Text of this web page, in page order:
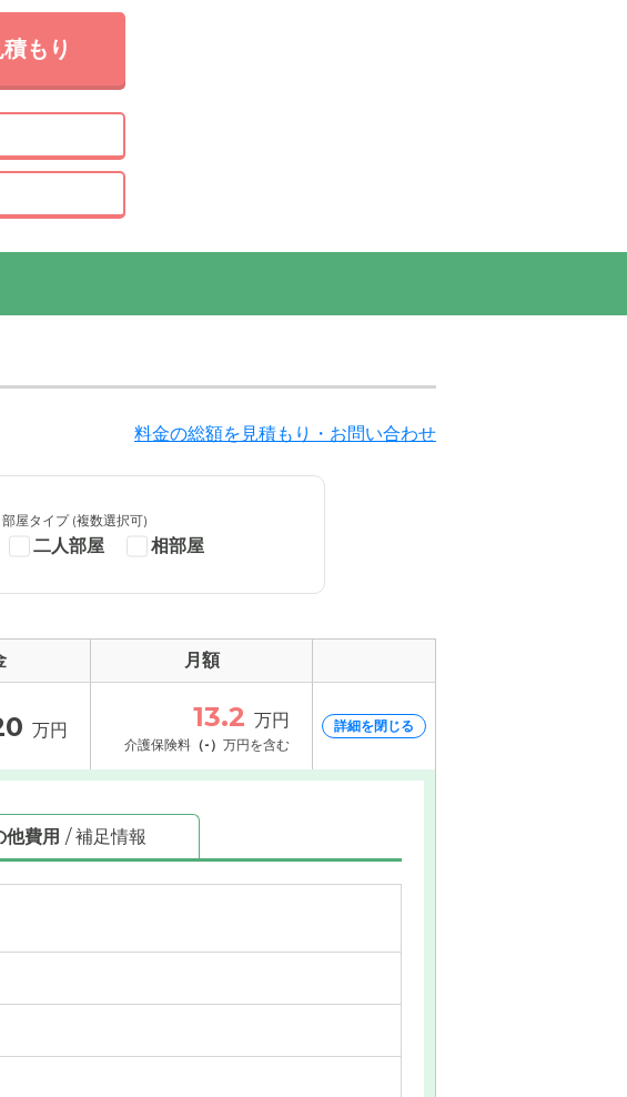
もり
料金の総額を見積もり・お問い合わせ
部屋タイプ (複数選択可)
二人部屋 相部屋
月額
万円 13.2 万円
介護保険料 （-） 万円を含む
詳細を閉じる
他費用 / 補足情報